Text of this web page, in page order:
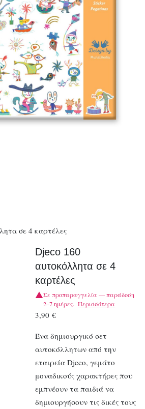
σε 4 καρτέλες
Djeco 160
αυτοκόλλητα σε 4
καρτέλες
Σε προπαραγγελία — παράδοση
2–7 ημέρες. Περισσότερα
3,90€
Ένα δημιουργικό σετ
αυτοκόλλητων από την
εταιρεία Djeco, γεμάτο
μοναδικούς χαρακτήρες που
εμπνέουν τα παιδιά να
δημιουργήσουν τις δικές τους